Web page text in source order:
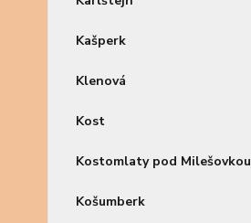
Kašperk
Klenová
Kost
Kostomlaty pod Milešovkou
Košumberk